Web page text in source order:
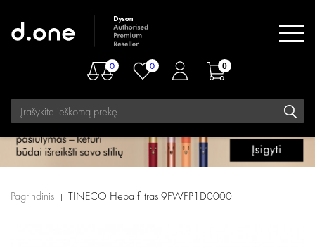
0 0 0
Pagrindinis TINECO Hepa filtras 9FWFP1D0000